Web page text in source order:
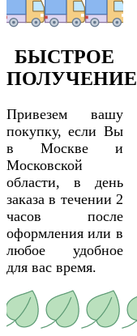
БЫСТРОЕ
ПОЛУЧЕНИЕ
Привезем вашу
покупку, если Вы
в Москве и
Московской
области, в день
заказа в течении 2
часов после
оформления или в
любое удобное
для вас время.